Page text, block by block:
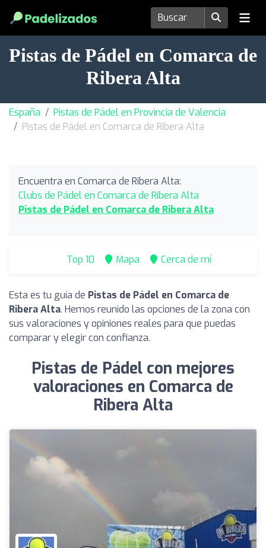
Pistas de Pádel en Comarca de
Ribera Alta
España
Pistas de Pádel en Provincia de Valencia
Pistas de Pádel en Comarca de Ribera Alta
Encuentra en Comarca de Ribera Alta:
Clubs de Pádel en Comarca de Ribera Alta
Pistas de Pádel en Comarca de Ribera Alta
Top 10 Mapa Cerca de mí
Esta es tu guía de Pistas de Pádel en Comarca de
Ribera Alta. Hemos reunido las opciones de la zona con
sus valoraciones y opiniones reales para que puedas
comparar y elegir con confianza.
Pistas de Pádel con mejores
valoraciones en Comarca de
Ribera Alta